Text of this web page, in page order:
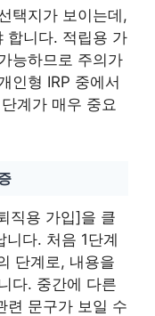
택지가 보이는데,
합니다. 적립용 가
능하므로 주의가
인형 IRP 중에서
계가 매우 중요
직용 가입]을 클
다. 처음 1단계
단계로, 내용을
다. 중간에 다른
련 문구가 보일 수